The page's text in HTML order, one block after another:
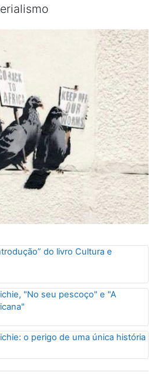
do livro Cultura e
"No seu pescoço" e "A
o perigo de uma única história